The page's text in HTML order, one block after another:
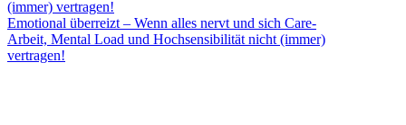
Emotional überreizt – Wenn alles nervt und sich Care-
Arbeit, Mental Load und Hochsensibilität nicht (immer)
vertragen!